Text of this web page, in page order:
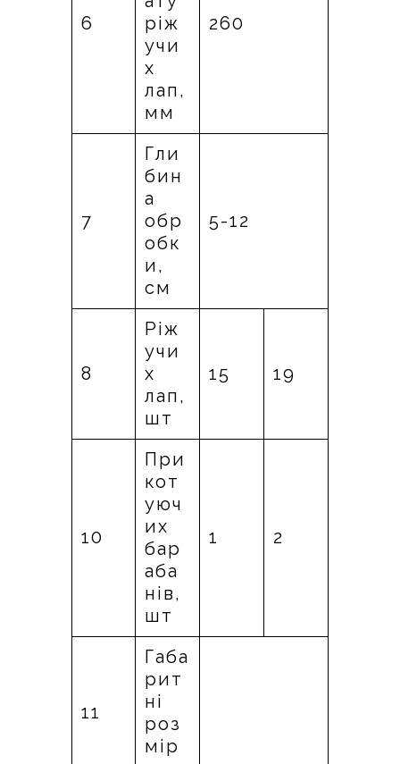
6
ріж
учи
х
лап,
мм
260
7
Гли
бин
а
обр
обк
и,
см
5-12
8
Ріж
учи
х
лап,
шт
15 19
10
При
кот
уюч
их
бар
аба
нів,
шт
1 2
11
Габа
рит
ні
роз
мір